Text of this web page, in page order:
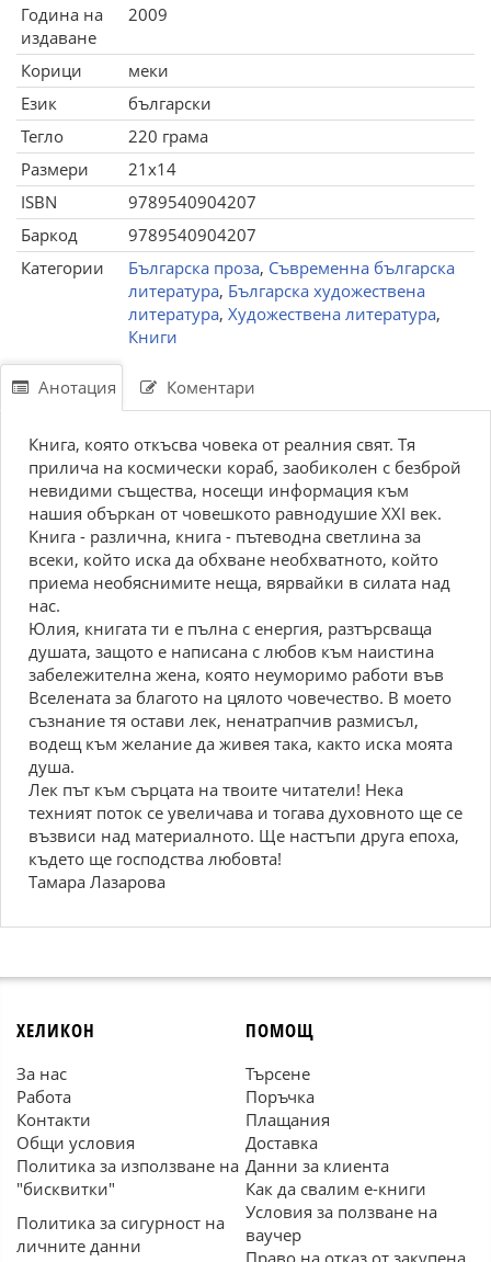
Година на
издаване
2009
Корици
меки
Език
български
Тегло
220 грама
Размери
21x14
ISBN
9789540904207
Баркод
9789540904207
Категории
Българска проза, Съвременна българска
литература, Българска художествена
литература, Художествена литература,
Книги
Анотация Коментари
Книга, която откъсва човека от реалния свят. Тя
прилича на космически кораб, заобиколен с безброй
невидими същества, носещи информация към
нашия объркан от човешкото равнодушие XXI век.
Книга - различна, книга - пътеводна светлина за
всеки, който иска да обхване необхватното, който
приема необяснимите неща, вярвайки в силата над
нас.
Юлия, книгата ти е пълна с енергия, разтърсваща
душата, защото е написана с любов към наистина
забележителна жена, която неуморимо работи във
Вселената за благото на цялото човечество. В моето
съзнание тя остави лек, ненатрапчив размисъл,
водещ към желание да живея така, както иска моята
душа.
Лек път към сърцата на твоите читатели! Нека
техният поток се увеличава и тогава духовното ще се
възвиси над материалното. Ще настъпи друга епоха,
където ще господства любовта!
Тамара Лазарова
ХЕЛИКОН
За нас
Работа
Контакти
Общи условия
Политика за използване на
"бисквитки"
Политика за сигурност на
личните данни
ПОМОЩ
Търсене
Поръчка
Плащания
Доставка
Данни за клиента
Как да свалим е-книги
Условия за ползване на
ваучер
Право на отказ от закупена